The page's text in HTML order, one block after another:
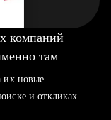
компаний
там
их новые
и откликах